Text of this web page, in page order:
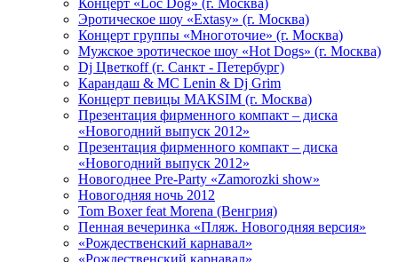
Концерт «Loc Dog» (г. Москва)
Эротическое шоу «Extasy» (г. Москва)
Концерт группы «Многоточие» (г. Москва)
Мужское эротическое шоу «Hot Dogs» (г. Москва)
Dj Цветкоff (г. Санкт - Петербург)
Карандаш & МС Lenin & Dj Grim
Концерт певицы МАКSIМ (г. Москва)
Презентация фирменного компакт – диска
«Новогодний выпуск 2012»
Презентация фирменного компакт – диска
«Новогодний выпуск 2012»
Новогоднее Pre-Party «Zamorozki show»
Новогодняя ночь 2012
Tom Boxer feat Morena (Венгрия)
Пенная вечеринка «Пляж. Новогодняя версия»
«Рождественский карнавал»
«Рождественский карнавал»